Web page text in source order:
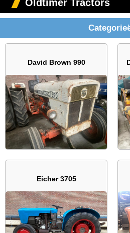
Oldtimer Tractors
David Brown 990
Eicher 3705